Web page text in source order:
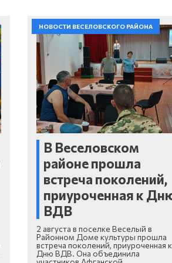
НОВОСТИ ВЕСЕЛОВСКОГО РАЙОНА
В Веселовском
районе прошла
встреча поколений,
приуроченная к
ВДВ
2 августа в поселке Веселый в
Районном Доме культуры прошла
встреча поколений, приуроченная к
Дню ВДВ. Она объединила